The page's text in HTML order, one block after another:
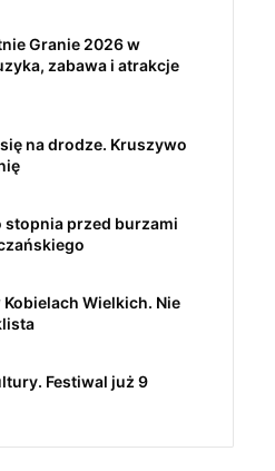
Granie 2026 w
zabawa i atrakcje
na drodze. Kruszywo
przed burzami
Wielkich. Nie
Festiwal już 9